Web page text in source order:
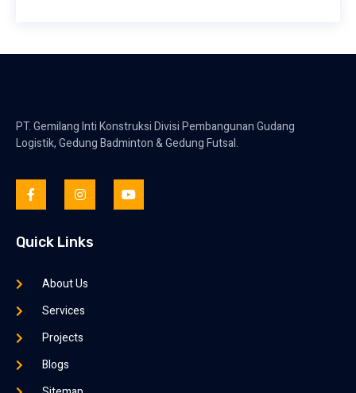
PT. Gemilang Inti Konstruksi Divisi Pembangunan Gudang
Logistik, Gedung Badminton & Gedung Futsal.
Quick Links
About Us
Services
Projects
Blogs